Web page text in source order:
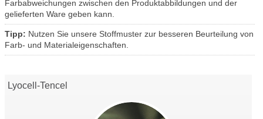
Farbabweichungen zwischen den Produktabbildungen und der
gelieferten Ware geben kann.
Tipp: Nutzen Sie unsere Stoffmuster zur besseren Beurteilung von
Farb- und Materialeigenschaften.
Lyocell-Tencel